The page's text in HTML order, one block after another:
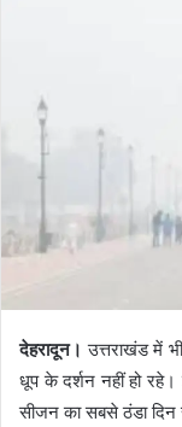
देहरादून।उत्तराखंड में
धूप के दर्शन नहीं हो रहे।
सीजन का सबसे ठंडा दिन